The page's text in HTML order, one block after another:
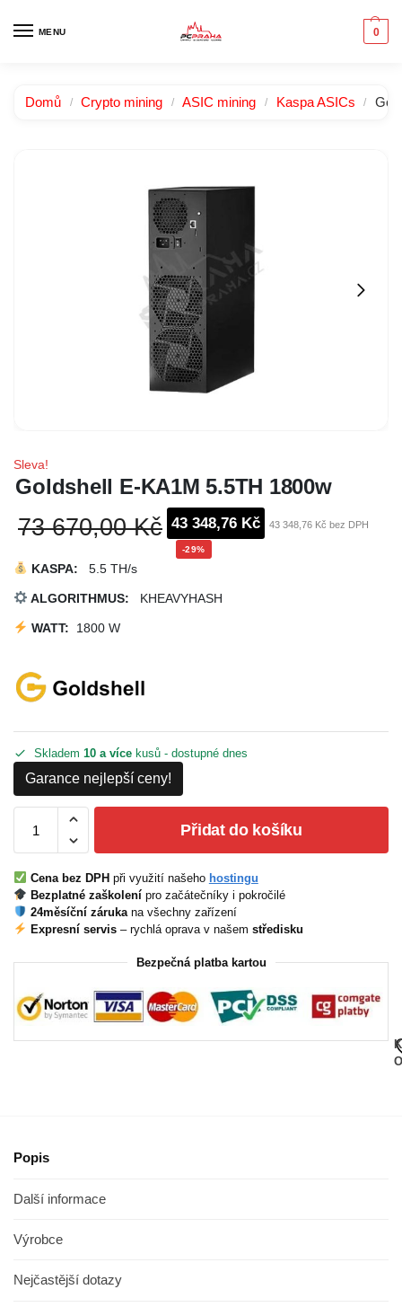
MENU 0
Domů / Crypto mining / ASIC mining / Kaspa ASICs /
Sleva!
Goldshell E-KA1M 5.5TH 1800w
73 670,00 Kč 43 348,76 Kč 43 348,76 Kč bez DPH
-29%
KASPA: 5.5 TH/s
ALGORITHMUS: KHEAVYHASH
WATT: 1800 W
Skladem 10 a více kusů - dostupné dnes
Garance nejlepší ceny!
Přidat do košíku
K
Cena bez DPH při využití našeho hostingu
Bezplatné zaškolenípro začátečníky i pokročilé
24měsíční zárukana všechny zařízení
Expresní servis– rychlá oprava v našem středisku
Bezpečná platba kartou
Popis
Další informace
Výrobce
Nejčastější dotazy